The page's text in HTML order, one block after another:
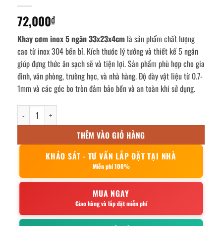
72,000₫
Khay cơm inox 5 ngăn 33x23x4cm là sản phẩm chất lượng
cao từ inox 304 bền bỉ. Kích thước lý tưởng và thiết kế 5 ngăn
giúp đựng thức ăn sạch sẽ và tiện lợi. Sản phẩm phù hợp cho gia
đình, văn phòng, trường học, và nhà hàng. Độ dày vật liệu từ 0.7-
1mm và các góc bo tròn đảm bảo bền và an toàn khi sử dụng.
khay cơm inox 5 ngăn 33x23x4cm số lượng
THÊM VÀO GIỎ HÀNG
KHẢO SÁT - TƯ VẤN LẮP ĐẶT TẠI NHÀ
Miễn phí 100%
MUA NGAY
Giao hàng và lắp đặt miễn phí